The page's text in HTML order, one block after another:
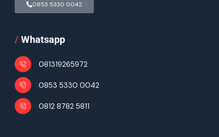
0853 5330 0042
/ Whatsapp
081319265972
0853 5330 0042
0812 8782 5811